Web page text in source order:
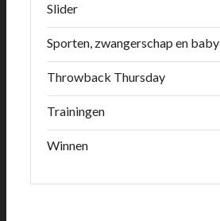
Slider
Sporten, zwangerschap en baby
Throwback Thursday
Trainingen
Winnen